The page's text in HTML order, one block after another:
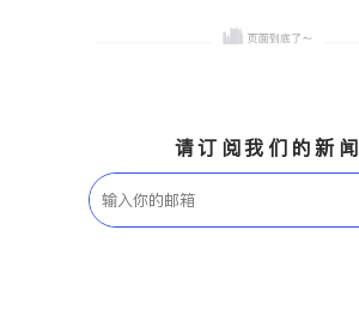
请订阅我们的新闻